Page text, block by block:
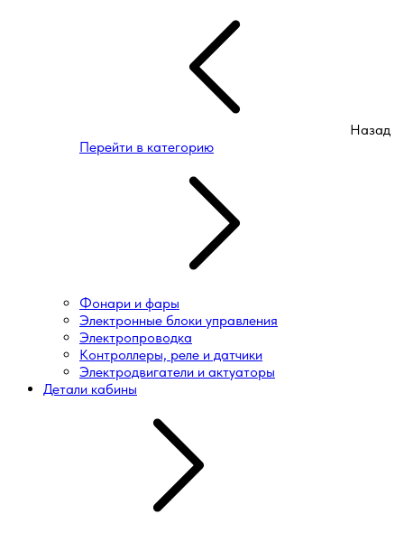
Назад
Перейти в категорию
Фонари и фары
Электронные блоки управления
Электропроводка
Контроллеры, реле и датчики
Электродвигатели и актуаторы
Детали кабины